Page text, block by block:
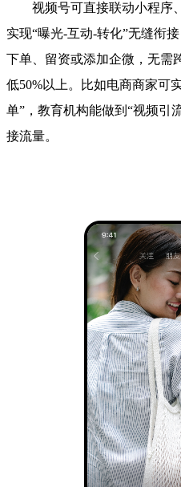
视频号可直接联动小程序
实现“曝光-互动-转化”无缝衔
下单、留资或添加企微，无需
低50%以上。比如电商商家可
单”，教育机构能做到“视频
接流量。